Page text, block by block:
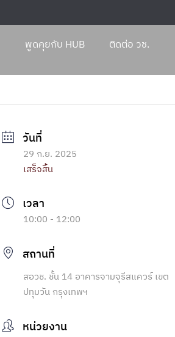
พูดคุยกับ HUB ติดต่อ วช.
29 ก.ย. 2025
เสร็จสิ้น
10:00 - 12:00
สถานที่
สอวช. ชั้น 14 อาคารจามจุรีสแควร์ เขต
ปทุมวัน กรุงเทพฯ
หน่วยงาน